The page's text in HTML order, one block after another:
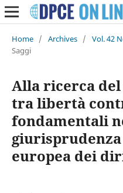
Home / Archives / Vol. 42
Saggi
Alla ricerca
tra libertà
fondamentali
europea dei